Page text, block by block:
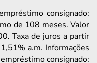
consignado:
de 108 meses. Valor
Taxa de juros a partir
a.m. Informações
consignado: